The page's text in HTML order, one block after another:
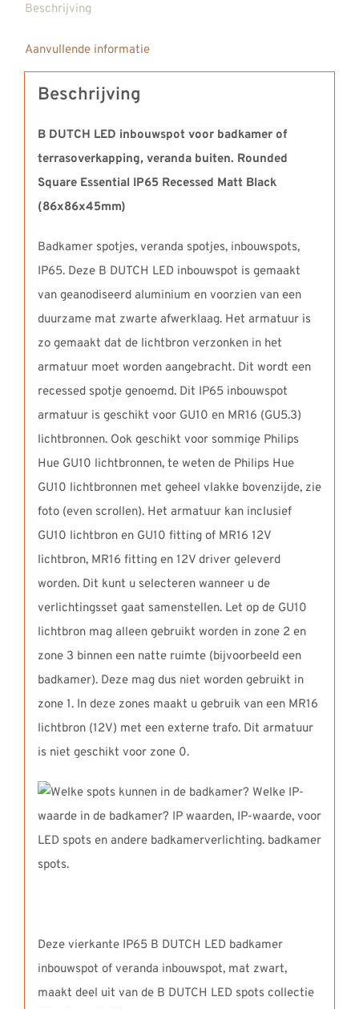
Beschrijving
Aanvullende informatie
Beschrijving
B DUTCH LED inbouwspot voor badkamer of
terrasoverkapping, veranda buiten. Rounded
Square Essential IP65 Recessed Matt Black
(86x86x45mm)
Badkamer spotjes, veranda spotjes, inbouwspots,
IP65. Deze B DUTCH LED inbouwspot is gemaakt
van geanodiseerd aluminium en voorzien van een
duurzame mat zwarte afwerklaag. Het armatuur is
zo gemaakt dat de lichtbron verzonken in het
armatuur moet worden aangebracht. Dit wordt een
recessed spotje genoemd. Dit IP65 inbouwspot
armatuur is geschikt voor GU10 en MR16 (GU5.3)
lichtbronnen. Ook geschikt voor sommige Philips
Hue GU10 lichtbronnen, te weten de Philips Hue
GU10 lichtbronnen met geheel vlakke bovenzijde, zie
foto (even scrollen). Het armatuur kan inclusief
GU10 lichtbron en GU10 fitting of MR16 12V
lichtbron, MR16 fitting en 12V driver geleverd
worden. Dit kunt u selecteren wanneer u de
verlichtingsset gaat samenstellen. Let op de GU10
lichtbron mag alleen gebruikt worden in zone 2 en
zone 3 binnen een natte ruimte (bijvoorbeeld een
badkamer). Deze mag dus niet worden gebruikt in
zone 1. In deze zones maakt u gebruik van een MR16
lichtbron (12V) met een externe trafo. Dit armatuur
is niet geschikt voor zone 0.
Deze vierkante IP65 B DUTCH LED badkamer
inbouwspot of veranda inbouwspot, mat zwart,
maakt deel uit van de B DUTCH LED spots collectie